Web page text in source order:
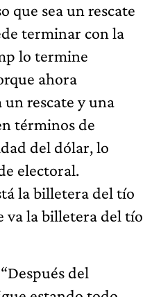
que sea un rescate
terminar con la
lo termine
ahora
rescate y una
términos de
del dólar, lo
electoral.
la billetera del tío
va la billetera del tío
“Después del